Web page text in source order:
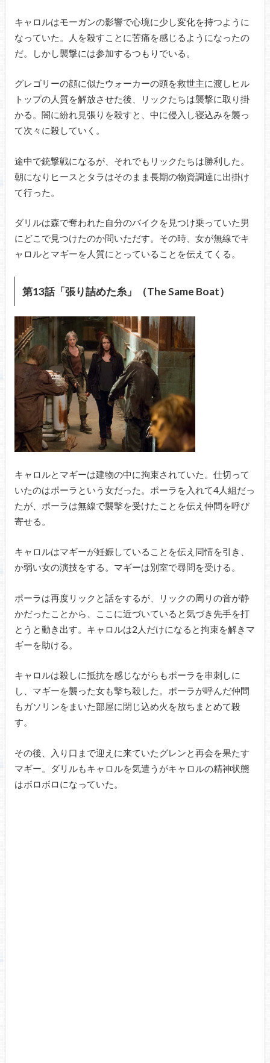
キャロルはモーガンの影響で心境に少し変化を持つように
なっていた。人を殺すことに苦痛を感じるようになったの
だ。しかし襲撃には参加するつもりでいる。
グレゴリーの顔に似たウォーカーの頭を救世主に渡しヒル
トップの人質を解放させた後、リックたちは襲撃に取り掛
かる。闇に紛れ見張りを殺すと、中に侵入し寝込みを襲っ
て次々に殺していく。
途中で銃撃戦になるが、それでもリックたちは勝利した。
朝になりヒースとタラはそのまま長期の物資調達に出掛け
て行った。
ダリルは森で奪われた自分のバイクを見つけ乗っていた男
にどこで見つけたのか問いただす。その時、女が無線でキ
ャロルとマギーを人質にとっていることを伝えてくる。
第13話「張り詰めた糸」（The Same Boat）
キャロルとマギーは建物の中に拘束されていた。仕切って
いたのはポーラという女だった。ポーラを入れて4人組だっ
たが、ポーラは無線で襲撃を受けたことを伝え仲間を呼び
寄せる。
キャロルはマギーが妊娠していることを伝え同情を引き、
か弱い女の演技をする。マギーは別室で尋問を受ける。
ポーラは再度リックと話をするが、リックの周りの音が静
かだったことから、ここに近づいていると気づき先手を打
とうと動き出す。キャロルは2人だけになると拘束を解きマ
ギーを助ける。
キャロルは殺しに抵抗を感じながらもポーラを串刺しに
し、マギーを襲った女も撃ち殺した。ポーラが呼んだ仲間
もガソリンをまいた部屋に閉じ込め火を放ちまとめて殺
す。
その後、入り口まで迎えに来ていたグレンと再会を果たす
マギー。ダリルもキャロルを気遣うがキャロルの精神状態
はボロボロになっていた。